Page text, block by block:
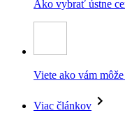
Ako vybrať ústne
Viete ako vám
Viac článkov